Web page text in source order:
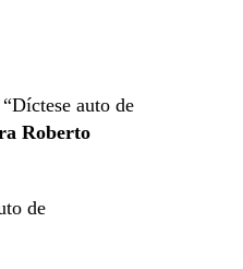
auto de
Roberto
de